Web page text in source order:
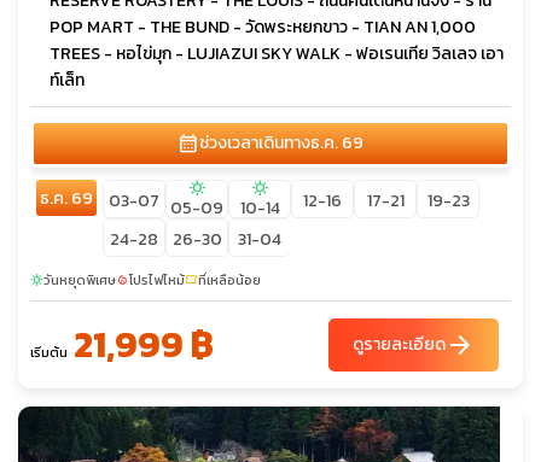
POP MART - THE BUND - วัดพระหยกขาว - TIAN AN 1,000
TREES - หอไข่มุก - LUJIAZUI SKY WALK - ฟอเรนเทีย วิลเลจ เอา
ท์เล็ท
calendar_monthช่วงเวลาเดินทางธ.ค. 69
ธ.ค. 69 03-07 sunny
05-09
sunny
10-14 12-16 17-21
19-23
24-28
26-30 31-04
sunnyวันหยุดพิเศษlocal_fire_departmentโปรไฟไหม้confirmation_numberที่เหลือน้อย
เริ่มต้น 21,999 ฿ ดูรายละเอียดarrow_forward